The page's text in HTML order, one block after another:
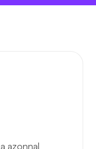
azonnal